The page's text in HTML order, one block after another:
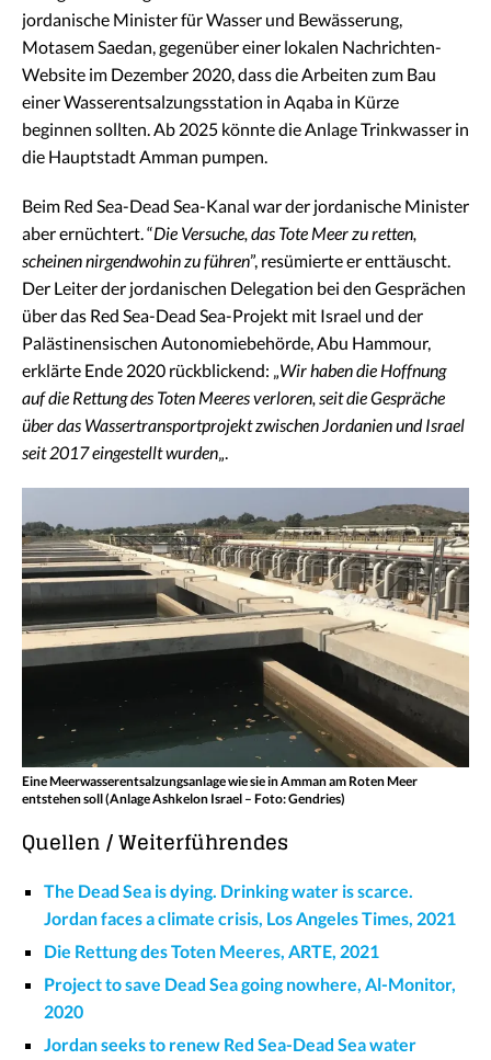
jordanische Minister für Wasser und Bewässerung,
Motasem Saedan, gegenüber einer lokalen Nachrichten-
Website im Dezember 2020, dass die Arbeiten zum Bau
einer Wasserentsalzungsstation in Aqaba in Kürze
beginnen sollten. Ab 2025 könnte die Anlage Trinkwasser in
die Hauptstadt Amman pumpen.
Beim Red Sea-Dead Sea-Kanal war der jordanische Minister
aber ernüchtert. “Die Versuche, das Tote Meer zu retten,
scheinen nirgendwohin zu führen”, resümierte er enttäuscht.
Der Leiter der jordanischen Delegation bei den Gesprächen
über das Red Sea-Dead Sea-Projekt mit Israel und der
Palästinensischen Autonomiebehörde, Abu Hammour,
erklärte Ende 2020 rückblickend: „Wir haben die Hoffnung
auf die Rettung des Toten Meeres verloren, seit die Gespräche
über das Wassertransportprojekt zwischen Jordanien und Israel
seit 2017 eingestellt wurden„.
Eine Meerwasserentsalzungsanlage wie sie in Amman am Roten Meer
entstehen soll (Anlage Ashkelon Israel – Foto: Gendries)
Quellen / Weiterführendes
The Dead Sea is dying. Drinking water is scarce.
Jordan faces a climate crisis, Los Angeles Times, 2021
Die Rettung des Toten Meeres, ARTE, 2021
Project to save Dead Sea going nowhere, Al-Monitor,
2020
Jordan seeks to renew Red Sea-Dead Sea water